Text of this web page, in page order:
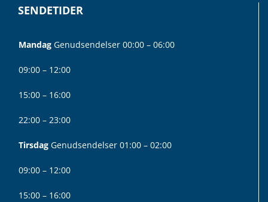
SENDETIDER
Mandag Genudsendelser 00:00 – 06:00
09:00 – 12:00
15:00 – 16:00
22:00 – 23:00
Tirsdag Genudsendelser 01:00 – 02:00
09:00 – 12:00
15:00 – 16:00